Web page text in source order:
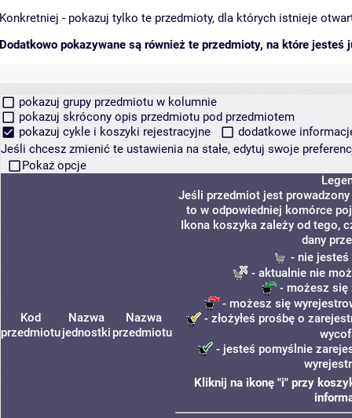
Konkretniej - pokazuj tylko te przedmioty, dla których istnieje
Dodatkowo pokazywane są również te przedmioty, na które jesteś
pokazuj grupy przedmiotu w kolumnie
pokazuj skrócony opis przedmiotu pod przedmiotem
pokazuj cykle i koszyki rejestracyjne
dodatkowe
Jeśli chcesz zmienić te ustawienia na stałe, edytuj swoje
Pokaż opcje
Kod
przedmiotu
Nazwa
jednostki
Nazwa
przedmiotu
Jeśli przedmiot jest
to w odpowiedniej komórce
Ikona koszyka zależy od tego,
dany
- nie
- aktualnie nie
- możesz się
- możesz się
- złożyłeś prośbę o
- jesteś pomyślnie
Kliknij na ikonę "i" przy